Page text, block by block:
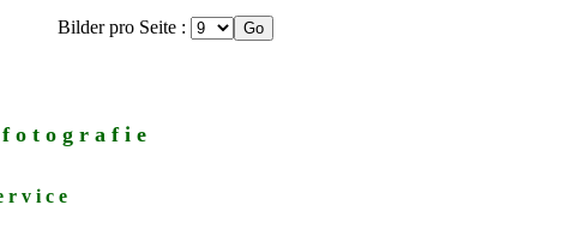
Bilder pro Seite :
t o g r a f i e
r v i c e